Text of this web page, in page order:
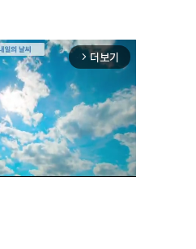
arrow_forward_ios 더보기